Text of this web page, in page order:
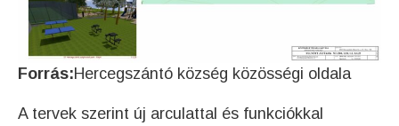
Forrás:Hercegszántó község közösségi oldala
A tervek szerint új arculattal és funkciókkal